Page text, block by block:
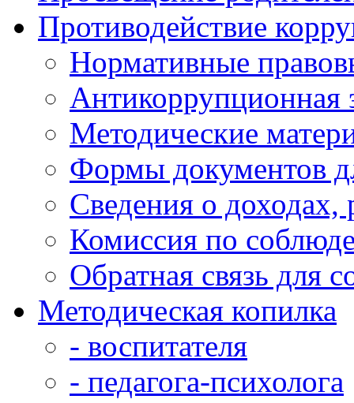
Противодействие
Нормативные
Антикоррупционная
Методические
Формы документов
Сведения о доходах,
Комиссия по
Обратная связь для
Методическая копилка
- воспитателя
- педагога-психолога